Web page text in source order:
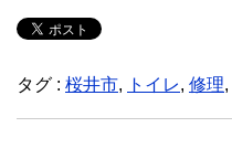
タグ : 桜井市, トイレ, 修理,